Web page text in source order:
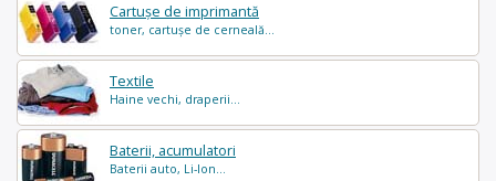
Cartușe de imprimantă
toner, cartușe de cerneală...
Textile
Haine vechi, draperii...
Baterii, acumulatori
Baterii auto, Li-Ion...